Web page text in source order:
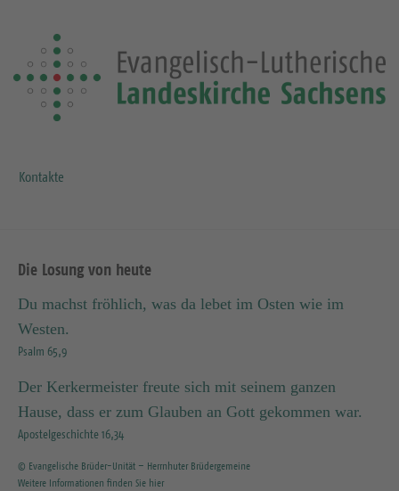
Kontakte
Die Losung von heute
Du machst fröhlich, was da lebet im Osten wie im
Westen.
Psalm 65,9
Der Kerkermeister freute sich mit seinem ganzen
Hause, dass er zum Glauben an Gott gekommen war.
Apostelgeschichte 16,34
© Evangelische Brüder-Unität – Herrnhuter Brüdergemeine
Weitere Informationen finden Sie hier